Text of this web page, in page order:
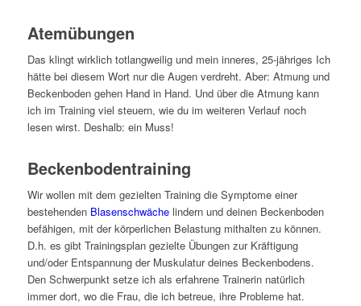
Atemübungen
Das klingt wirklich totlangweilig und mein inneres, 25-jähriges Ich
hätte bei diesem Wort nur die Augen verdreht. Aber: Atmung und
Beckenboden gehen Hand in Hand. Und über die Atmung kann
ich im Training viel steuern, wie du im weiteren Verlauf noch
lesen wirst. Deshalb: ein Muss!
Beckenbodentraining
Wir wollen mit dem gezielten Training die Symptome einer
bestehenden Blasenschwächelindern und deinen Beckenboden
befähigen, mit der körperlichen Belastung mithalten zu können.
D.h. es gibt Trainingsplan gezielte Übungen zur Kräftigung
und/oder Entspannung der Muskulatur deines Beckenbodens.
Den Schwerpunkt setze ich als erfahrene Trainerin natürlich
immer dort, wo die Frau, die ich betreue, ihre Probleme hat.